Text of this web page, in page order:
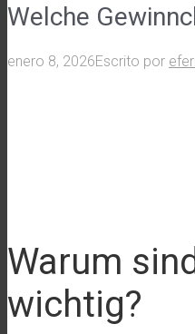
Welche
enero 8, 2026Escrito por
Warum
wichtig?